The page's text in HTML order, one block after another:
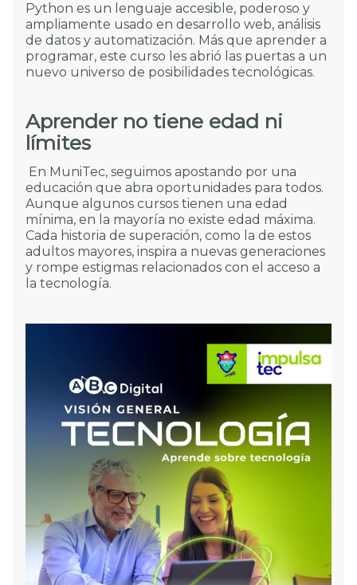
Python es un lenguaje accesible, poderoso y
ampliamente usado en desarrollo web, análisis
de datos y automatización. Más que aprender a
programar, este curso les abrió las puertas a un
nuevo universo de posibilidades tecnológicas.
Aprender no tiene edad ni
límites
En MuniTec, seguimos apostando por una
educación que abra oportunidades para todos.
Aunque algunos cursos tienen una edad
mínima, en la mayoría no existe edad máxima.
Cada historia de superación, como la de estos
adultos mayores, inspira a nuevas generaciones
y rompe estigmas relacionados con el acceso a
la tecnología.